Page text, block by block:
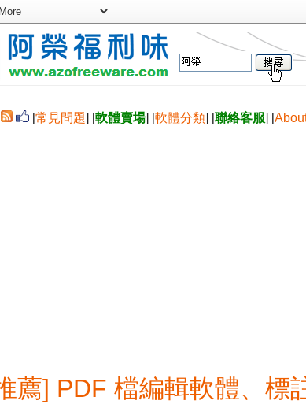
[常見問題] [軟體賣場] [軟體分類] [聯絡客服] [
薦] PDF 檔編輯軟體、標